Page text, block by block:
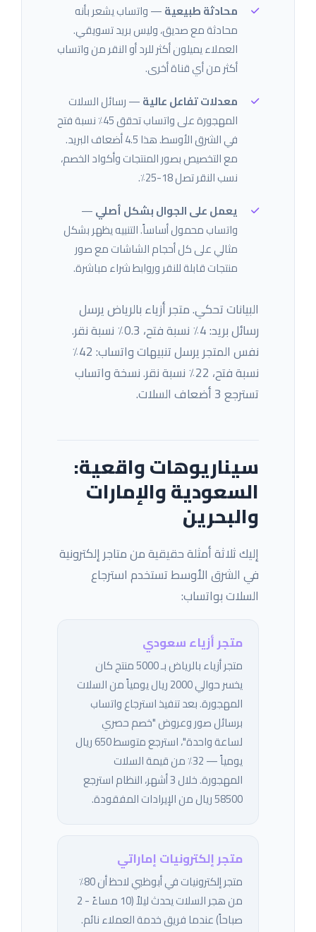
محادثة طبيعية— واتساب يشعر بأنه
محادثة مع صديق، وليس بريد تسويقي.
العملاء يميلون أكثر للرد أو النقر من واتساب
أكثر من أي قناة أخرى.
معدلات تفاعل عالية— رسائل السلات
المهجورة على واتساب تحقق 45٪ نسبة فتح
في الشرق الأوسط. هذا 4.5 أضعاف البريد.
مع التخصيص بصور المنتجات وأكواد الخصم،
نسب النقر تصل 18-25٪.
يعمل على الجوال بشكل أصلي—
واتساب محمول أساساً. التنبيه يظهر بشكل
مثالي على كل أحجام الشاشات مع صور
منتجات قابلة للنقر وروابط شراء مباشرة.
البيانات تحكي. متجر أزياء بالرياض يرسل
رسائل بريد: 4٪ نسبة فتح، 0.3٪ نسبة نقر.
نفس المتجر يرسل تنبيهات واتساب: 42٪
نسبة فتح، 22٪ نسبة نقر. نسخة واتساب
تسترجع 3 أضعاف السلات.
سيناريوهات واقعية:
السعودية والإمارات
والبحرين
إليك ثلاثة أمثلة حقيقية من متاجر إلكترونية
في الشرق الأوسط تستخدم استرجاع
السلات بواتساب:
متجر أزياء سعودي
متجر أزياء بالرياض بـ 5000 منتج كان
يخسر حوالي 2000 ريال يومياً من السلات
المهجورة. بعد تنفيذ استرجاع واتساب
برسائل صور وعروض "خصم حصري
لساعة واحدة"، استرجع متوسط 650 ريال
يومياً — 32٪ من قيمة السلات
المهجورة. خلال 3 أشهر، النظام استرجع
58500 ريال من الإيرادات المفقودة.
متجر إلكترونيات إماراتي
متجر إلكترونيات في أبوظبي لاحظ أن 80٪
من هجر السلات يحدث ليلاً (10 مساءً - 2
صباحاً) عندما فريق خدمة العملاء نائم.